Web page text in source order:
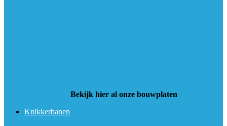
Bekijk hier al onze bouwplaten
Knikkerbanen